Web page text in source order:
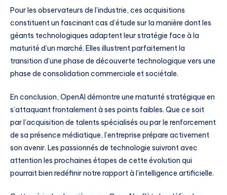
Pour les observateurs de l’industrie, ces acquisitions
constituent un fascinant cas d’étude sur la manière dont les
géants technologiques adaptent leur stratégie face à la
maturité d’un marché. Elles illustrent parfaitement la
transition d’une phase de découverte technologique vers une
phase de consolidation commerciale et sociétale.
En conclusion, OpenAI démontre une maturité stratégique en
s’attaquant frontalement à ses points faibles. Que ce soit
par l’acquisition de talents spécialisés ou par le renforcement
de sa présence médiatique, l’entreprise prépare activement
son avenir. Les passionnés de technologie suivront avec
attention les prochaines étapes de cette évolution qui
pourrait bien redéfinir notre rapport à l’intelligence artificielle.